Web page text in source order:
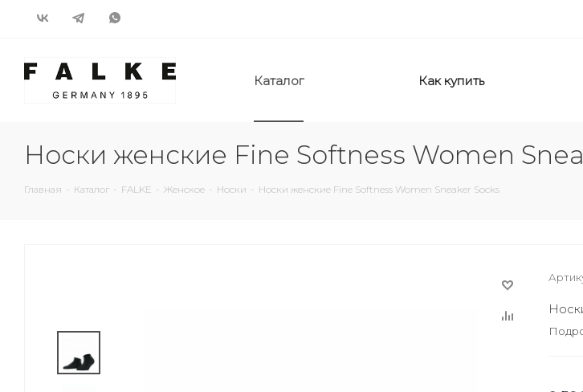
Каталог Как купить
Носки женские Fine Softness Women
Главная - Каталог - FALKE - Женское - Носки - Носки женские Fine Softness Women Sneaker Socks